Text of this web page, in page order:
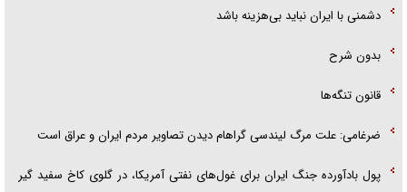
دشمنی با ایران نباید بی‌هزینه باشد
بدون شرح
قانون تنگه‌ها
ضرغامی: علت مرگ لیندسی گراهام دیدن تصاویر مردم ایران و عراق است
پول بادآورده جنگ ایران برای غول‌های نفتی آمریکا، در گلوی کاخ سفید گیر